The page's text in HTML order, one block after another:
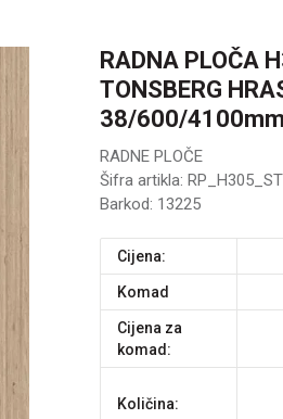
RADNA PLOČA
TONSBERG
38/600/4100mm
RADNE PLOČE
Šifra artikla:
Barkod: 13225
Cijena:
komad
Cijena za
komad:
Količina: